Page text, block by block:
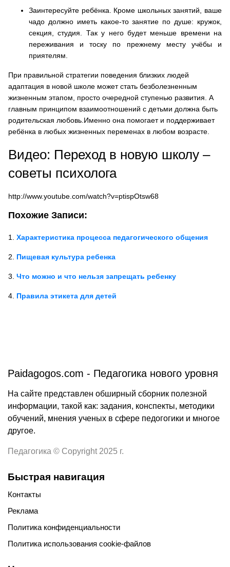
Заинтересуйте ребёнка.
Кроме школьных занятий, ваше
чадо должно иметь какое-то занятие по душе: кружок,
секция, студия. Так у него будет меньше времени на
переживания и тоску по прежнему месту учёбы и
приятелям.
При правильной стратегии поведения близких людей
адаптация в новой школе может стать безболезненным
жизненным этапом, просто очередной ступенью развития. А
главным принципом взаимоотношений с детьми должна быть
родительская любовь. Именно она помогает и поддерживает
ребёнка в любых жизненных переменах в любом возрасте.
Видео: Переход в новую школу –
cоветы психолога
http://www.youtube.com/watch?v=ptispOtsw68
Похожие Записи:
Характеристика процесса педагогического общения
Пищевая культура ребенка
Что можно и что нельзя запрещать ребенку
Правила этикета для детей
Paidagogos.com - Педагогика нового уровня
На сайте представлен обширный сборник полезной
информации, такой как: задания, конспекты, методики
обучений, мнения ученых в сфере педогогики и многое
другое.
Педагогика © Copyright 2025 г.
Быстрая навигация
Контакты
Реклама
Политика конфиденциальности
Политика использования cookie-файлов